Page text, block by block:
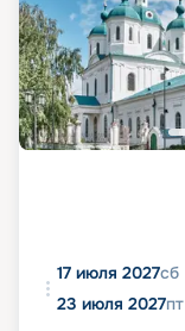
17 июля 2027сб
23 июля 2027пт